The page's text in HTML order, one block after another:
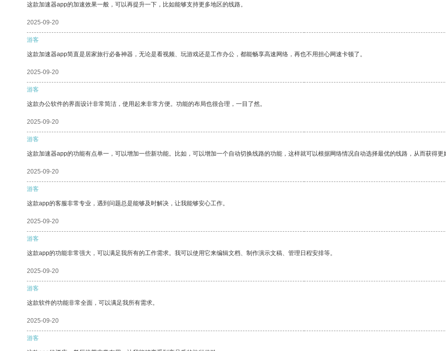
这款加速器app的加速效果一般，可以再提升一下，比如能够支持更多地区的线路。
2025-09-20
游客
这款加速器app简直是居家旅行必备神器，无论是看视频、玩游戏还是工作办公，都能畅享高速网络，再也不用担心网速卡顿了。
2025-09-20
游客
这款办公软件的界面设计非常简洁，使用起来非常方便。功能的布局也很合理，一目了然。
2025-09-20
游客
这款加速器app的功能有点单一，可以增加一些新功能。比如，可以增加一个自动切换线路的功能，这样就可以根据网络情况自动选择最优的线路，从而获得更
2025-09-20
游客
这款app的客服非常专业，遇到问题总是能够及时解决，让我能够安心工作。
2025-09-20
游客
这款app的功能非常强大，可以满足我所有的工作需求。我可以使用它来编辑文档、制作演示文稿、管理日程安排等。
2025-09-20
游客
这款软件的功能非常全面，可以满足我所有需求。
2025-09-20
游客